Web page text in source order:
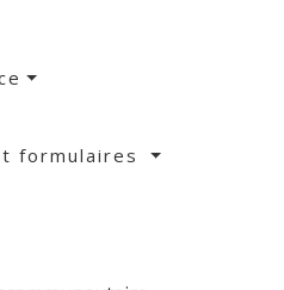
formulaires